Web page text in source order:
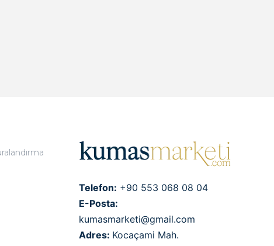
Telefon: +90 553 068 08 04
E-Posta:
kumasmarketi@gmail.com
Adres: Kocaçami Mah.